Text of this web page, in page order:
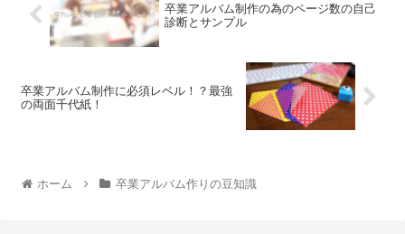
卒業アルバム制作の為のページ数の自己
診断とサンプル
卒業アルバム制作に必須レベル！？最強
の両面千代紙！
ホーム 卒業アルバム作りの豆知識